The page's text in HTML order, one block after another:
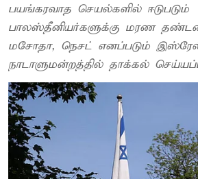
பயங்கரவாத செயல்களில் ஈடுபடும்
பாலஸ்தீனியர்களுக்கு மரண
மசோதா, நெசட் எனப்படும்
நாடாளுமன்றத்தில் தாக்கல்